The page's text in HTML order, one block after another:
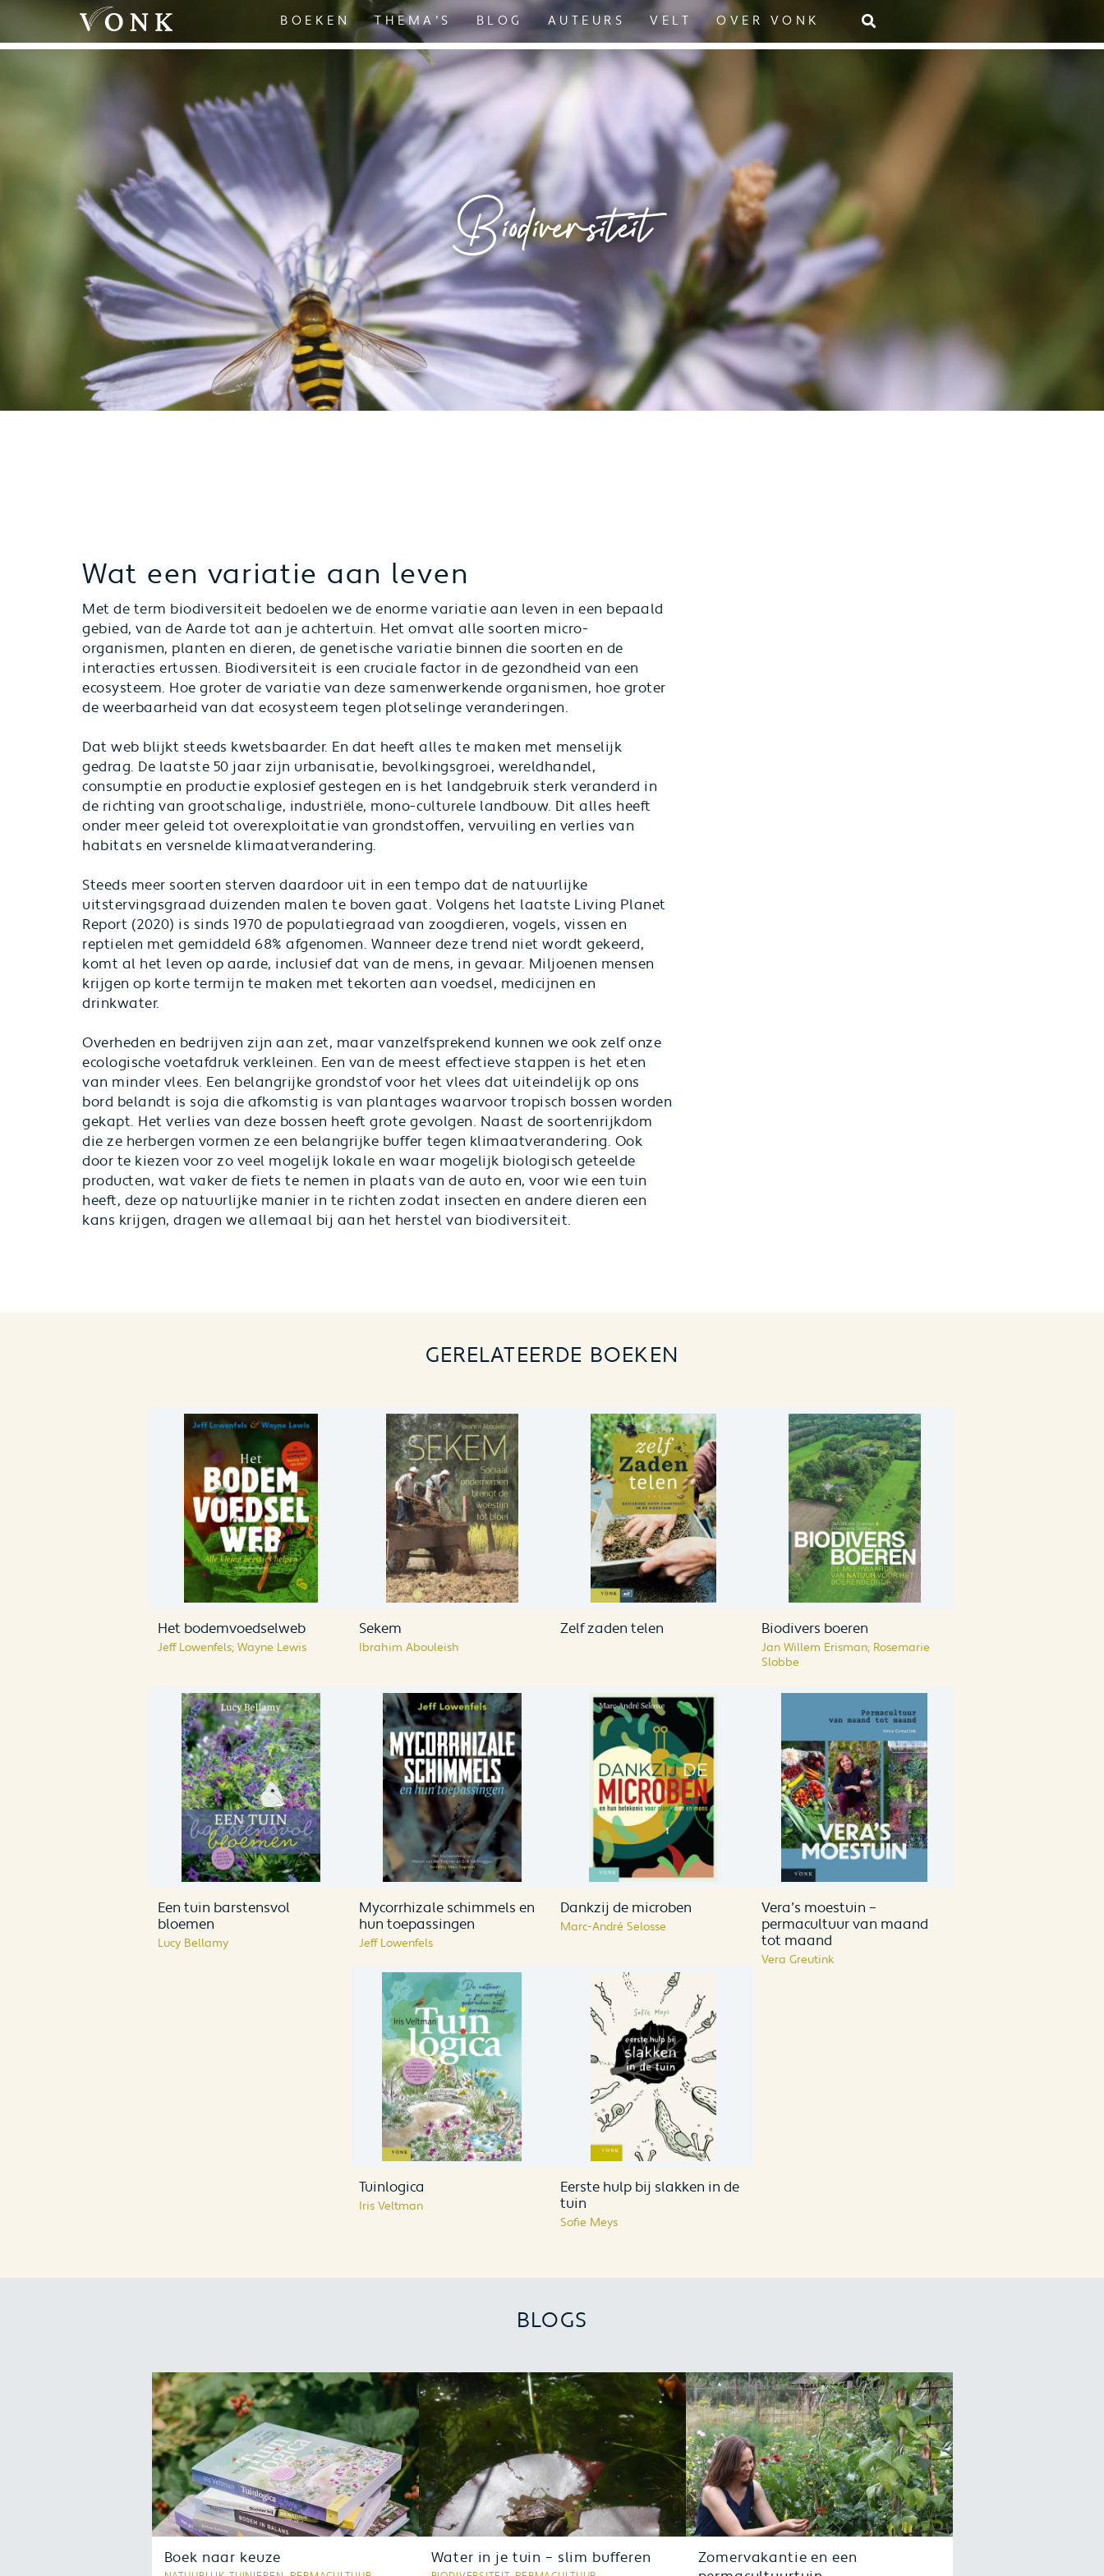
BOEKEN THEMA’S BLOG AUTEURS VELT OVER VONK
Biodiversiteit
Wat een variatie aan leven
Met de term biodiversiteit bedoelen we de enorme variatie aan leven in een bepaald
gebied, van de Aarde tot aan je achtertuin. Het omvat alle soorten micro-
organismen, planten en dieren, de genetische variatie binnen die soorten en de
interacties ertussen. Biodiversiteit is een cruciale factor in de gezondheid van een
ecosysteem. Hoe groter de variatie van deze samenwerkende organismen, hoe groter
de weerbaarheid van dat ecosysteem tegen plotselinge veranderingen.
Dat web blijkt steeds kwetsbaarder. En dat heeft alles te maken met menselijk
gedrag. De laatste 50 jaar zijn urbanisatie, bevolkingsgroei, wereldhandel,
consumptie en productie explosief gestegen en is het landgebruik sterk veranderd in
de richting van grootschalige, industriële, mono-culturele landbouw. Dit alles heeft
onder meer geleid tot overexploitatie van grondstoffen, vervuiling en verlies van
habitats en versnelde klimaatverandering.
Steeds meer soorten sterven daardoor uit in een tempo dat de natuurlijke
uitstervingsgraad duizenden malen te boven gaat. Volgens het laatste Living Planet
Report (2020) is sinds 1970 de populatiegraad van zoogdieren, vogels, vissen en
reptielen met gemiddeld 68% afgenomen. Wanneer deze trend niet wordt gekeerd,
komt al het leven op aarde, inclusief dat van de mens, in gevaar. Miljoenen mensen
krijgen op korte termijn te maken met tekorten aan voedsel, medicijnen en
drinkwater.
Overheden en bedrijven zijn aan zet, maar vanzelfsprekend kunnen we ook zelf onze
ecologische voetafdruk verkleinen. Een van de meest effectieve stappen is het eten
van minder vlees. Een belangrijke grondstof voor het vlees dat uiteindelijk op ons
bord belandt is soja die afkomstig is van plantages waarvoor tropisch bossen worden
gekapt. Het verlies van deze bossen heeft grote gevolgen. Naast de soortenrijkdom
die ze herbergen vormen ze een belangrijke buffer tegen klimaatverandering. Ook
door te kiezen voor zo veel mogelijk lokale en waar mogelijk biologisch geteelde
producten, wat vaker de fiets te nemen in plaats van de auto en, voor wie een tuin
heeft, deze op natuurlijke manier in te richten zodat insecten en andere dieren een
kans krijgen, dragen we allemaal bij aan het herstel van biodiversiteit.
GERELATEERDE BOEKEN
Het bodemvoedselweb
Jeff Lowenfels; Wayne Lewis
Sekem
Ibrahim Abouleish
Zelf zaden telen Biodivers boeren
Jan Willem Erisman; Rosemarie
Slobbe
Een tuin barstensvol
bloemen
Lucy Bellamy
Mycorrhizale schimmels en
hun toepassingen
Jeff Lowenfels
Dankzij de microben
Marc-André Selosse
Vera’s moestuin –
permacultuur van maand
tot maand
Vera Greutink
Tuinlogica
Iris Veltman
Eerste hulp bij slakken in de
tuin
Sofie Meys
BLOGS
Boek naar keuze Water in je tuin – slim bufferen
Zomervakantie en een